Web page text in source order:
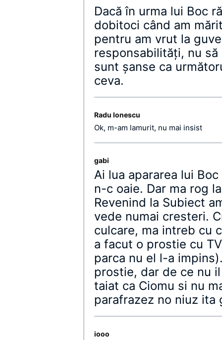
Dacă în urma lui Boc
dobitoci când am
pentru am vrut la
responsabilităţi, nu
sunt şanse ca
ceva.
Radu Ionescu
Ok, m-am lamurit, nu mai insist
gabi
Ai lua apararea lui
n-c oaie. Dar ma rog
Revenind la Subiect
vede numai cresteri.
culcare, ma intreb cu
a facut o prostie cu
parca nu el l-a
prostie, dar de ce nu
taiat ca Ciomu si nu
parafrazez no niuz ita
iooo